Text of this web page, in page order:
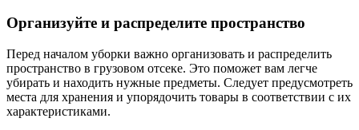
Организуйте и распределите пространство
Перед началом уборки важно организовать и распределить
пространство в грузовом отсеке. Это поможет вам легче
убирать и находить нужные предметы. Следует предусмотреть
места для хранения и упорядочить товары в соответствии с их
характеристиками.